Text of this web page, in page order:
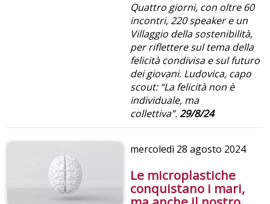
Quattro giorni, con oltre 60
incontri, 220 speaker e un
Villaggio della sostenibilità,
per riflettere sul tema della
felicità condivisa e sul futuro
dei giovani. Ludovica, capo
scout: “La felicità non è
individuale, ma
collettiva”.29/8/24
mercoledì 28 agosto 2024
Le microplastiche
conquistano i mari,